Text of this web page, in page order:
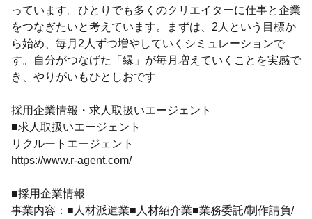
っています。ひとりでも多くのクリエイターに仕事と企業
をつなぎたいと考えています。まずは、2人という目標か
ら始め、毎月2人ずつ増やしていくシミュレーションで
す。自分がつなげた「縁」が毎月増えていくことを実感で
き、やりがいもひとしおです
採用企業情報・求人取扱いエージェント
■求人取扱いエージェント
リクルートエージェント
https://www.r-agent.com/
■採用企業情報
事業内容：■人材派遣業■人材紹介業■業務委託/制作請負/